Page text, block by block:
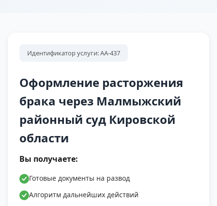
Идентификатор услуги: АА-437
Оформление расторжения
брака через Малмыжский
районный суд Кировской
области
Вы получаете:
Готовые документы на развод
Алгоритм дальнейших действий